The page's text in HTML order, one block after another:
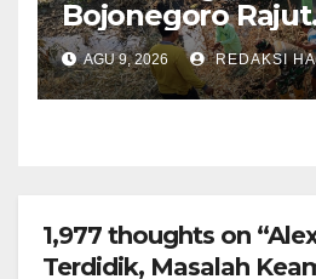
Bojonegoro Rajut
Kebersamaan di
Brang Etan
AGU 9, 2026 REDAKSI
1,977 thoughts on
Terdidik, Masalah